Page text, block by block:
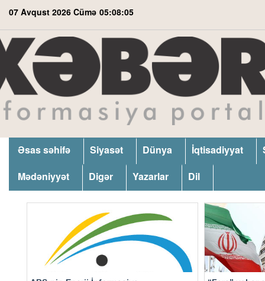
07 Avqust 2026 Cümə 05:08:06
Əsas səhifə Siyasət Dünya İqtisadiyyat
Mədəniyyət
Digər Yazarlar Dil